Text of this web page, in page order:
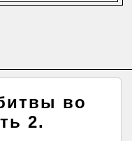
во
2.